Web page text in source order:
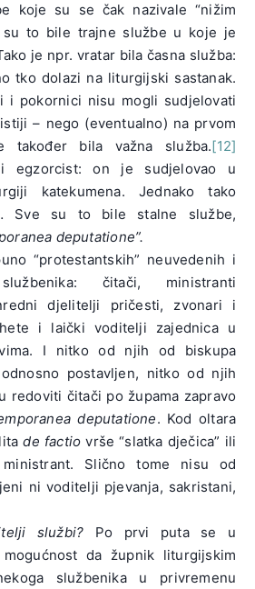
koje su se čak nazivale “nižim
su to bile trajne službe u koje je
je npr. vratar bila časna služba:
tko dolazi na liturgijski sastanak.
i pokornici nisu mogli sudjelovati
– nego (eventualno) na prvom
također bila važna služba.[12]
egzorcist: on je sudjelovao u
katekumena. Jednako tako
Sve su to bile stalne službe,
deputatione”.
“protestantskih” neuvedenih i
čitači, ministranti
djelitelji pričesti, zvonari i
i laički voditelji zajednica u
I nitko od njih od biskupa
postavljen, nitko od njih
redoviti čitači po župama zapravo
deputatione. Kod oltara
de factiovrše “slatka dječica” ili
Slično tome nisu od
ni voditelji pjevanja, sakristani,
službi? Po prvi puta se u
da župnik liturgijskim
službenika u privremenu